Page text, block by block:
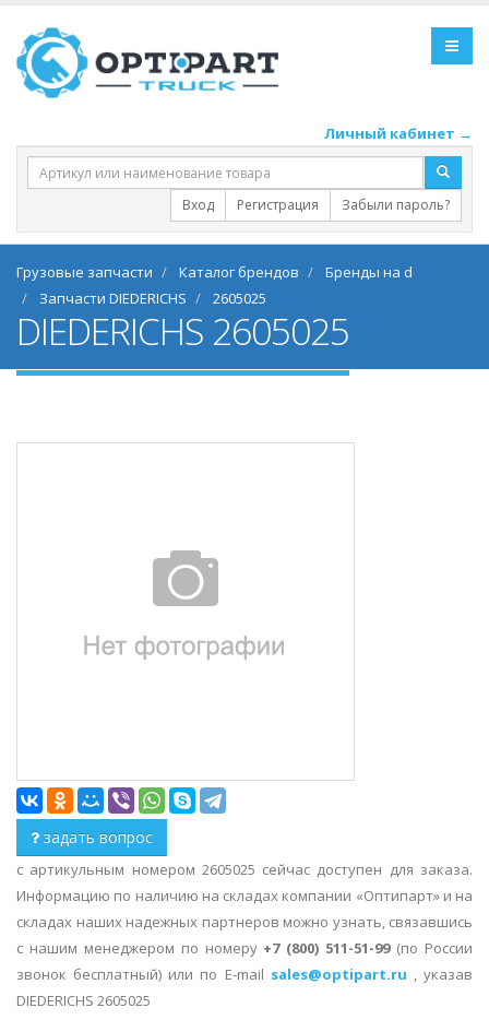
Личный кабинет →
Вход Регистрация Забыли пароль?
Грузовые запчасти Каталог брендов
Бренды на d
Запчасти DIEDERICHS
2605025
DIEDERICHS 2605025
задать вопрос
с артикульным номером 2605025 сейчас доступен для заказа.
Информацию по наличию на складах компании «Оптипарт» и на
складах наших надежных партнеров можно узнать, связавшись
с нашим менеджером по номеру +7 (800) 511-51-99(по России
звонок бесплатный) или по E-mail sales@optipart.ru , указав
DIEDERICHS 2605025